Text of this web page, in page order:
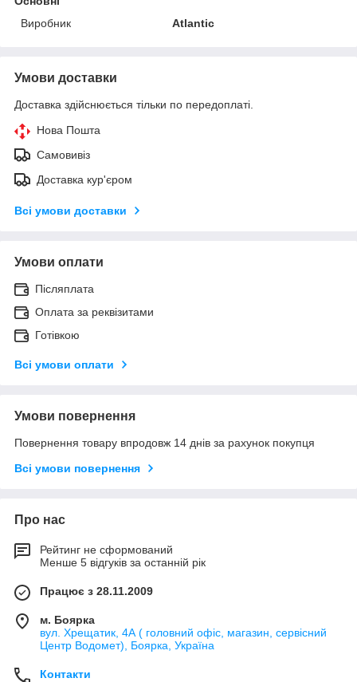
Виробник
Atlantic
Умови доставки
Доставка здійснюється тільки по передоплаті.
Нова Пошта
Самовивіз
Доставка кур'єром
Всі умови доставки
Умови оплати
Післяплата
Оплата за реквізитами
Готівкою
Всі умови оплати
Умови повернення
Повернення товару впродовж 14 днів за рахунок покупця
Всі умови повернення
Про нас
Рейтинг не сформований
Менше 5 відгуків за останній рік
Працює з 28.11.2009
м. Боярка
вул. Хрещатик, 4А ( головний офіс, магазин, сервісний
Центр Водомет), Боярка, Україна
Контакти